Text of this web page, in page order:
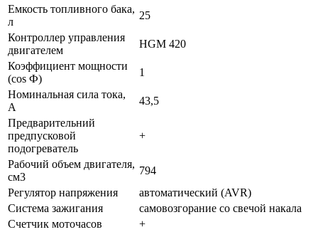
Емкость топливного бака,
л
25
Контроллер управления
двигателем
HGM 420
Коэффициент мощности
(сos Ф)
1
Номинальная сила тока,
А
43,5
Предварительний
предпусковой
подогреватель
+
Рабочий объем двигателя,
см3
794
Регулятор напряжения
автоматический (AVR)
Система зажигания
самовозгорание со свечой накала
Счетчик моточасов
+